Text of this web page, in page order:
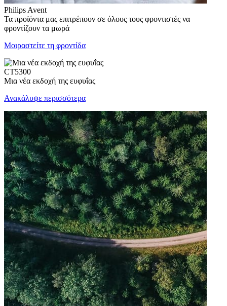
Philips Avent
Τα προϊόντα μας επιτρέπουν σε όλους τους φροντιστές να
φροντίζουν τα μωρά
Μοιραστείτε τη φροντίδα
CT5300
Μια νέα εκδοχή της ευφυΐας
Ανακάλυψε περισσότερα